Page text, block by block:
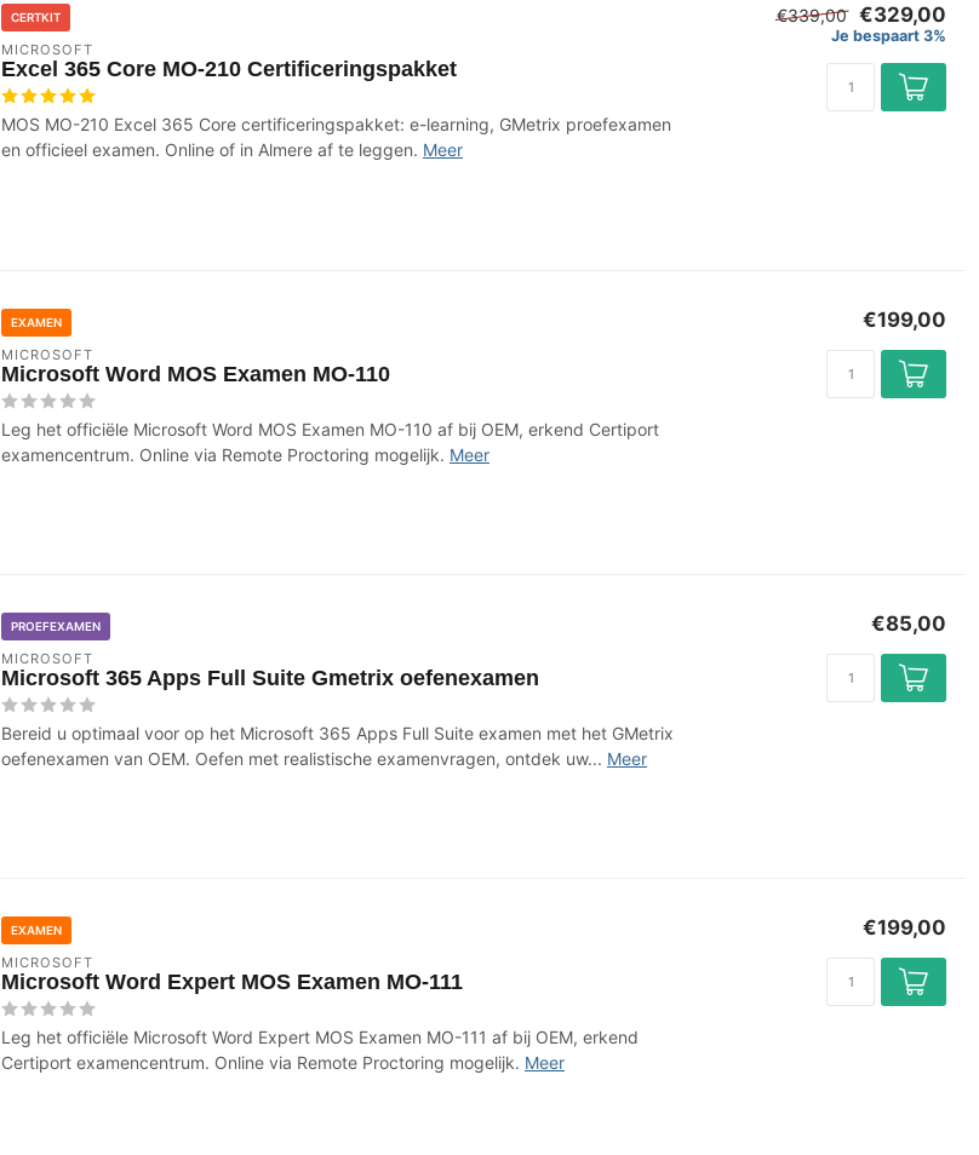
CERTKIT
MICROSOFT
Excel 365 Core MO-210 Certificeringspakket
MOS MO-210 Excel 365 Core certificeringspakket: e-learning, GMetrix proefexamen
en officieel examen. Online of in Almere af te leggen. Meer
€339,00 €329,00
Je bespaart 3%
EXAMEN
MICROSOFT
Microsoft Word MOS Examen MO-110
Leg het officiële Microsoft Word MOS Examen MO-110 af bij OEM, erkend Certiport
examencentrum. Online via Remote Proctoring mogelijk. Meer
€199,00
PROEFEXAMEN
MICROSOFT
Microsoft 365 Apps Full Suite Gmetrix oefenexamen
Bereid u optimaal voor op het Microsoft 365 Apps Full Suite examen met het GMetrix
oefenexamen van OEM. Oefen met realistische examenvragen, ontdek uw... Meer
€85,00
EXAMEN
MICROSOFT
Microsoft Word Expert MOS Examen MO-111
Leg het officiële Microsoft Word Expert MOS Examen MO-111 af bij OEM, erkend
Certiport examencentrum. Online via Remote Proctoring mogelijk. Meer
€199,00